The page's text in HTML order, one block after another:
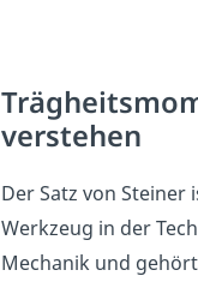
verstehen
Der Satz von Steiner
Werkzeug in der
Mechanik und